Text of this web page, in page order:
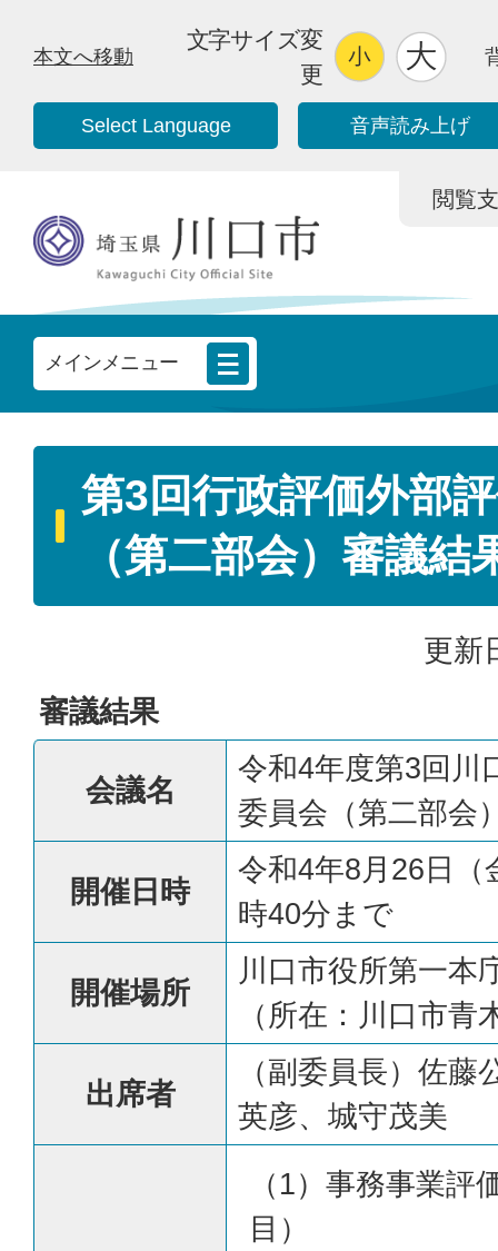
本文へ移動
文字サイズ変
更
Select Language 音声読み上げ
閲覧
メインメニュー
第3回行政評価外部
（第二部会）審議結
更新
審議結果
会議名
令和4年度第3回川
委員会（第二部会
開催日時
令和4年8月26日（
時40分まで
開催場所
川口市役所第一本
（所在：川口市青
出席者
（副委員長）佐
英彦、城守茂美
（1）事務事業
目）